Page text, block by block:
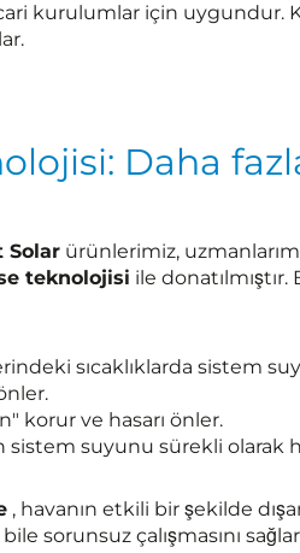
kurulumlar için uygundur.
Daha
Solar ürünlerimiz,
teknolojisi ile
sıcaklıklarda sistem
korur ve hasarı önler.
suyunu sürekli olarak
, havanın etkili bir şekilde
sorunsuz çalışmasını